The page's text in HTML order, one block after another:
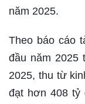
năm 2025.
Theo báo cáo
đầu năm 2025
2025, thu từ
đạt hơn 408 tỷ